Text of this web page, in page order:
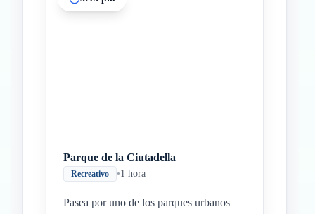
Parque de la Ciutadella
Recreativo •1 hora
Pasea por uno de los parques urbanos